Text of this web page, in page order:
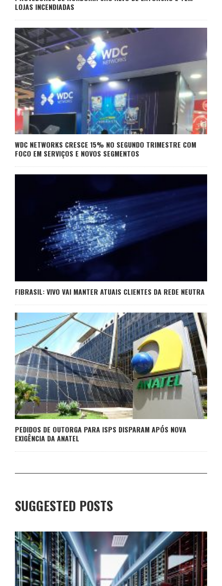
LOJAS INCENDIADAS
WDC NETWORKS CRESCE 15% NO SEGUNDO TRIMESTRE COM
FOCO EM SERVIÇOS E NOVOS SEGMENTOS
FIBRASIL: VIVO VAI MANTER ATUAIS CLIENTES DA REDE NEUTRA
PEDIDOS DE OUTORGA PARA ISPS DISPARAM APÓS NOVA
EXIGÊNCIA DA ANATEL
SUGGESTED POSTS